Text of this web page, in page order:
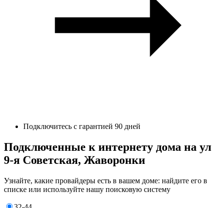
Подключитесь с гарантией 90 дней
Подключенные к интернету дома на ул
9-я Советская, Жаворонки
Узнайте, какие провайдеры есть в вашем доме: найдите его в
списке или используйте нашу поисковую систему